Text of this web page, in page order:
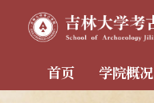
首页 学院概况